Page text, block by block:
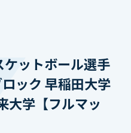
ットボール選手
ック 早稲田大学
大学【フルマッ